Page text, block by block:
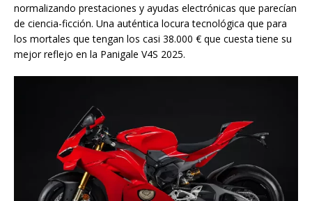
normalizando prestaciones y ayudas electrónicas que parecían
de ciencia-ficción. Una auténtica locura tecnológica que para
los mortales que tengan los casi 38.000 € que cuesta tiene su
mejor reflejo en la Panigale V4S 2025.